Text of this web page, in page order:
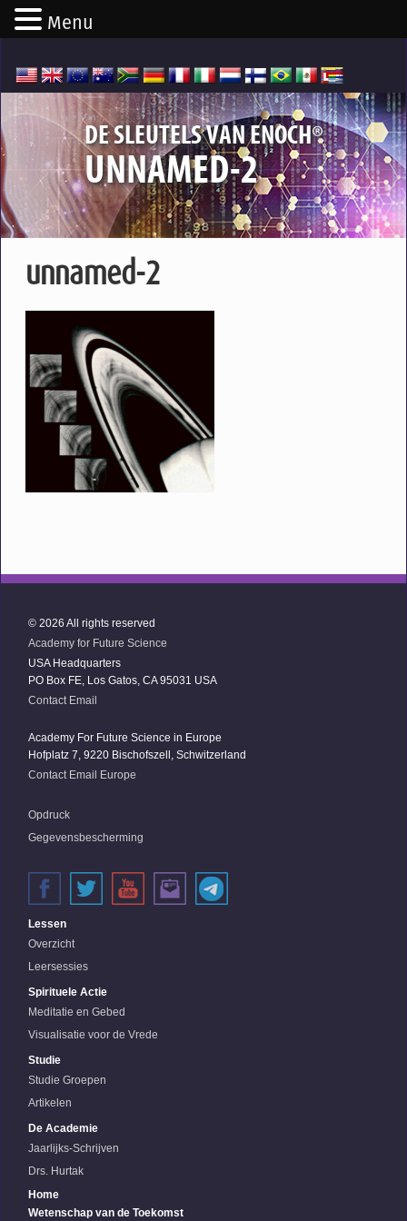
DE SLEUTELS VAN ENOCH®
UNNAMED-2
unnamed-2
© 2026 All rights reserved
Academy for Future Science
USA Headquarters
PO Box FE, Los Gatos, CA 95031 USA
Contact Email
Academy For Future Science in Europe
Hofplatz 7, 9220 Bischofszell, Schwitzerland
Contact Email Europe
Opdruck
Gegevensbescherming
Lessen
Overzicht
Leersessies
Spirituele Actie
Meditatie en Gebed
Visualisatie voor de Vrede
Studie
Studie Groepen
Artikelen
De Academie
Jaarlijks-Schrijven
Drs. Hurtak
Home
Wetenschap van de Toekomst
Menu